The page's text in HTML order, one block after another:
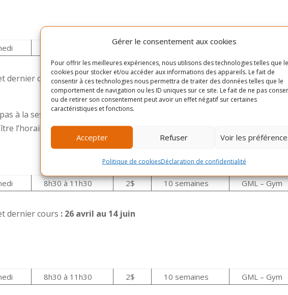
Gérer le consentement aux cookies
Pour offrir les meilleures expériences, nous utilisons des technologies telles que
cookies pour stocker et/ou accéder aux informations des appareils. Le fait de
consentir à ces technologies nous permettra de traiter des données telles que le
comportement de navigation ou les ID uniques sur ce site. Le fait de ne pas
ou de retirer son consentement peut avoir un effet négatif sur certaines
caractéristiques et fonctions.
Accepter Refuser Voir les
Politique de cookiesDéclaration de confidentialité
dernier cours:20 septembre au 29 novembre
à la session d’été. Veuillez consulter notre programmation d’automne,
l’horaire de la prochaine session.
8h30 à 11h30 2$ 10 semaines GML – Gym
dernier cours : 26 avril au 14 juin
8h30 à 11h30 2$ 10 semaines GML – Gym